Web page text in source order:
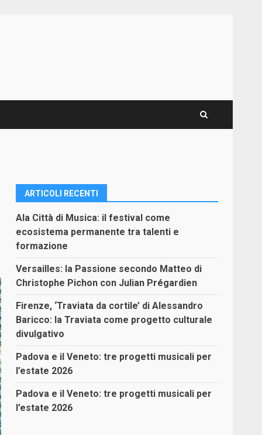
ARTICOLI RECENTI
Ala Città di Musica: il festival come
ecosistema permanente tra talenti e
formazione
Versailles: la Passione secondo Matteo di
Christophe Pichon con Julian Prégardien
Firenze, ‘Traviata da cortile’ di Alessandro
Baricco: la Traviata come progetto culturale
divulgativo
Padova e il Veneto: tre progetti musicali per
l’estate 2026
Padova e il Veneto: tre progetti musicali per
l’estate 2026